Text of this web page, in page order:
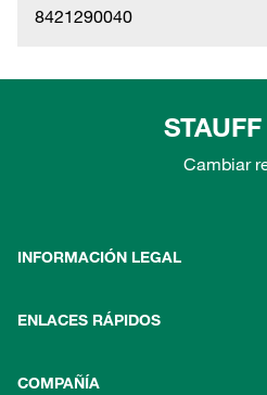
8421290040
Cambiar
INFORMACIÓN LEGAL
ENLACES RÁPIDOS
COMPAÑÍA